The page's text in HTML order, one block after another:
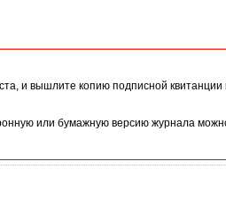
и вышлите копию подписной
или бумажную версию журнала